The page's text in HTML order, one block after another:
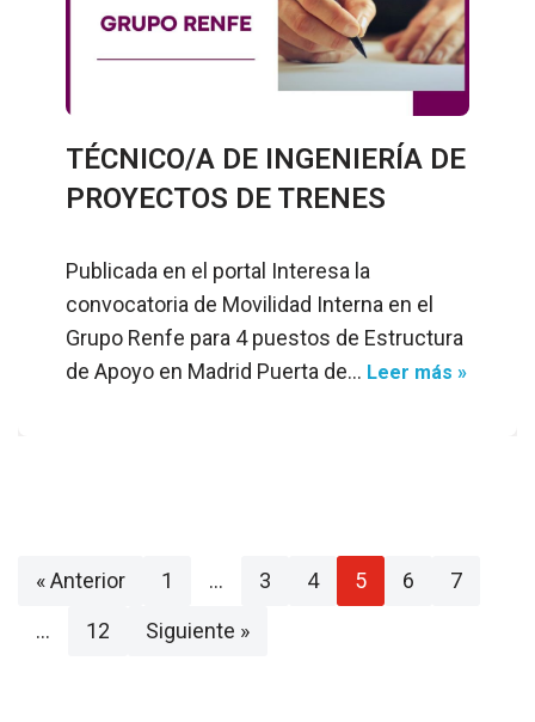
TÉCNICO/A DE INGENIERÍA DE
PROYECTOS DE TRENES
Publicada en el portal Interesa la
convocatoria de Movilidad Interna en el
Grupo Renfe para 4 puestos de Estructura
de Apoyo en Madrid Puerta de… Leer más »
« Anterior 1 … 3 4 5 6
7
…
12 Siguiente »